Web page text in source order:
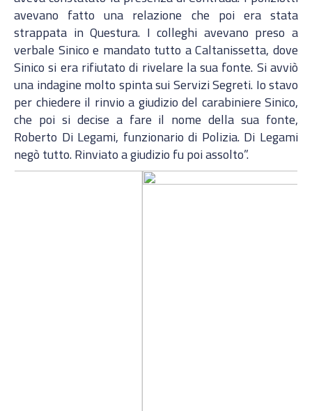
avevano fatto una relazione che poi era stata
strappata in Questura. I colleghi avevano preso a
verbale Sinico e mandato tutto a Caltanissetta, dove
Sinico si era rifiutato di rivelare la sua fonte. Si avviò
una indagine molto spinta sui Servizi Segreti. Io stavo
per chiedere il rinvio a giudizio del carabiniere Sinico,
che poi si decise a fare il nome della sua fonte,
Roberto Di Legami, funzionario di Polizia. Di Legami
negò tutto. Rinviato a giudizio fu poi assolto”.